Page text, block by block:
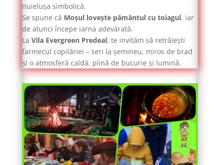
nuielușa simbolică.
Se spune că Moșul lovește pământul cu toiagul, iar
de atunci începe iarna adevărată.
La Vila Evergreen Predeal, te invităm să retrăiești
farmecul copilăriei – seri la șemineu, miros de brad
și o atmosferă caldă, plină de bucurie și lumină.